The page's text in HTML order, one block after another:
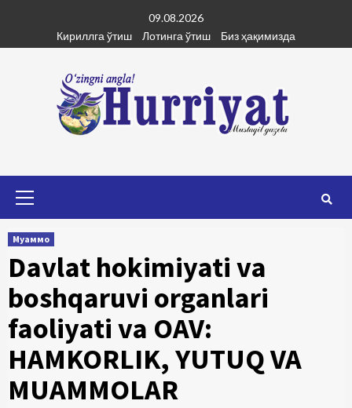
content
09.08.2026
Кириллга ўтиш
Лотинга ўтиш Биз ҳақимизда
Муаммо
Davlat hokimiyati va
boshqaruvi organlari
faoliyati va OAV:
HAMKORLIK, YUTUQ VA
MUAMMOLAR